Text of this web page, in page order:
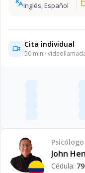
Inglés, Español
Cita individual
50 min ·
Psicólogo
John
Cédula: